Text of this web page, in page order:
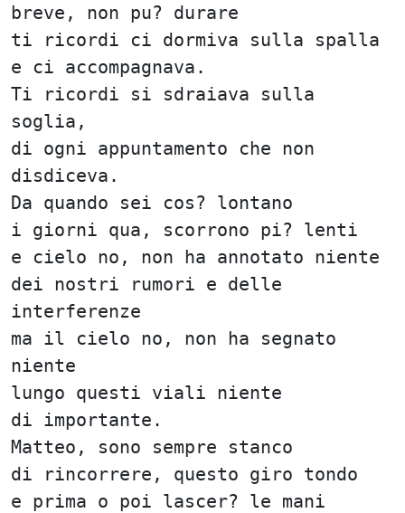
breve, non pu? durare
ti ricordi ci dormiva sulla spalla
e ci accompagnava.
Ti ricordi si sdraiava sulla
soglia,
di ogni appuntamento che non
disdiceva.
Da quando sei cos? lontano
i giorni qua, scorrono pi? lenti
e cielo no, non ha annotato niente
dei nostri rumori e delle
interferenze
ma il cielo no, non ha segnato
niente
lungo questi viali niente
di importante.
Matteo, sono sempre stanco
di rincorrere, questo giro tondo
e prima o poi lascer? le mani